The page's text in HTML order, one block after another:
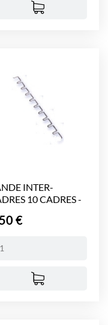
INTER-
10 CADRES -
€